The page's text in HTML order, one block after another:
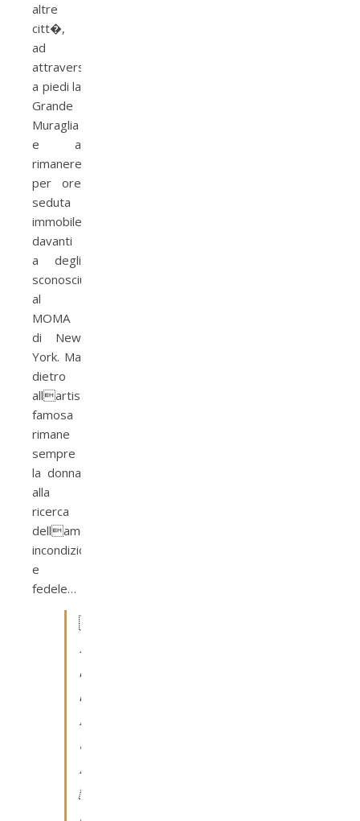
altre
citt�,
ad
attraversare
a piedi la
Grande
Muraglia
e a
rimanere
per ore
seduta
immobile
davanti
a degli
sconosciuti
al
MOMA
di New
York. Ma
dietro
allartista
famosa
rimane
sempre
la donna
alla
ricerca
dellamore
incondizionato
e
fedele…
E
b
b
i
u
n

i